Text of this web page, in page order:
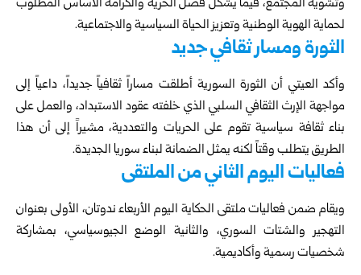
وتشويه المجتمع، فيما يشكل فصل الحرية والكرامة الأساس المطلوب
لحماية الهوية الوطنية وتعزيز الحياة السياسية والاجتماعية.
الثورة ومسار ثقافي جديد
وأكد العيتي أن الثورة السورية أطلقت مساراً ثقافياً جديداً، داعياً إلى
مواجهة الإرث الثقافي السلبي الذي خلفته عقود الاستبداد، والعمل على
بناء ثقافة سياسية تقوم على الحريات والتعددية، مشيراً إلى أن هذا
الطريق يتطلب وقتاً لكنه يمثل الضمانة لبناء سوريا الجديدة.
فعاليات اليوم الثاني من الملتقى
ويقام ضمن فعاليات ملتقى الحكاية اليوم الأربعاء ندوتان، الأولى بعنوان
التهجير والشتات السوري، والثانية الوضع الجيوسياسي، بمشاركة
شخصيات رسمية وأكاديمية.